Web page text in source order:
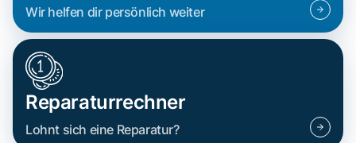
Wir helfen dir persönlich weiter
Reparaturrechner
Lohnt sich eine Reparatur?